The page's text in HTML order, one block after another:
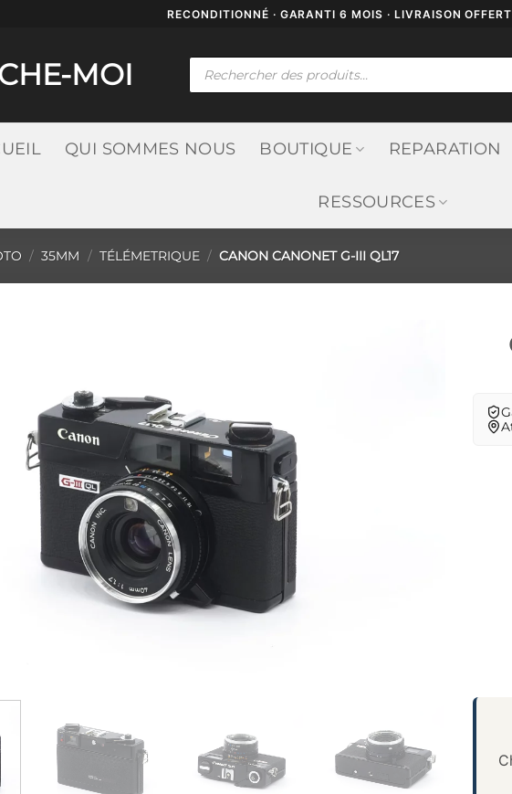
RECONDITIONNÉ · GARANTI 6 MOIS · LIVRAISON
MOI
Recherche
QUI SOMMES NOUS BOUTIQUE REPARATION
RESSOURCES
/ 35MM / TÉLÉMETRIQUE / CANON CANONET G-III QL17